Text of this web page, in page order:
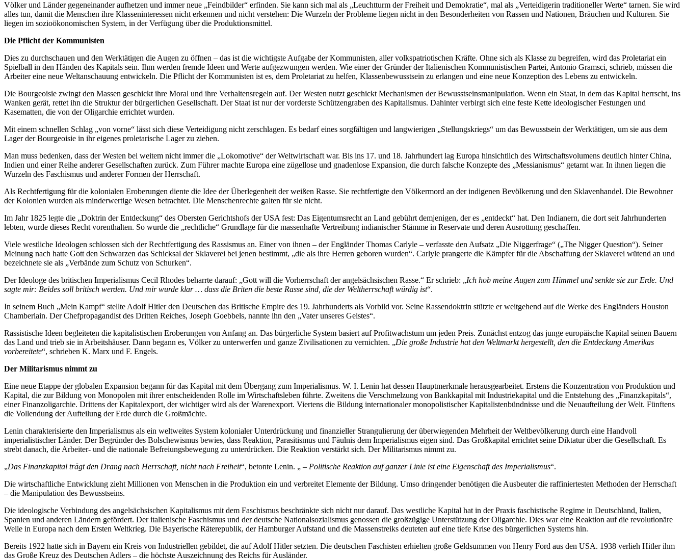
Völker und Länder gegeneinander aufhetzen und immer neue „Feindbilder“ erfinden. Sie kann sich mal als „Leuchtturm der Freiheit und Demokratie“, mal als „Verteidigerin traditioneller Werte“ tarnen. Sie wird
alles tun, damit die Menschen ihre Klasseninteressen nicht erkennen und nicht verstehen: Die Wurzeln der Probleme liegen nicht in den Besonderheiten von Rassen und Nationen, Bräuchen und Kulturen. Sie
liegen im sozioökonomischen System, in der Verfügung über die Produktionsmittel.
Die Pflicht der Kommunisten
Dies zu durchschauen und den Werktätigen die Augen zu öffnen – das ist die wichtigste Aufgabe der Kommunisten, aller volkspatriotischen Kräfte. Ohne sich als Klasse zu begreifen, wird das Proletariat ein
Spielball in den Händen des Kapitals sein. Ihm werden fremde Ideen und Werte aufgezwungen werden. Wie einer der Gründer der Italienischen Kommunistischen Partei, Antonio Gramsci, schrieb, müssen die
Arbeiter eine neue Weltanschauung entwickeln. Die Pflicht der Kommunisten ist es, dem Proletariat zu helfen, Klassenbewusstsein zu erlangen und eine neue Konzeption des Lebens zu entwickeln.
Die Bourgeoisie zwingt den Massen geschickt ihre Moral und ihre Verhaltensregeln auf. Der Westen nutzt geschickt Mechanismen der Bewusstseinsmanipulation. Wenn ein Staat, in dem das Kapital herrscht, ins
Wanken gerät, rettet ihn die Struktur der bürgerlichen Gesellschaft. Der Staat ist nur der vorderste Schützengraben des Kapitalismus. Dahinter verbirgt sich eine feste Kette ideologischer Festungen und
Kasematten, die von der Oligarchie errichtet wurden.
Mit einem schnellen Schlag „von vorne“ lässt sich diese Verteidigung nicht zerschlagen. Es bedarf eines sorgfältigen und langwierigen „Stellungskriegs“ um das Bewusstsein der Werktätigen, um sie aus dem
Lager der Bourgeoisie in ihr eigenes proletarische Lager zu ziehen.
Man muss bedenken, dass der Westen bei weitem nicht immer die „Lokomotive“ der Weltwirtschaft war. Bis ins 17. und 18. Jahrhundert lag Europa hinsichtlich des Wirtschaftsvolumens deutlich hinter China,
Indien und einer Reihe anderer Gesellschaften zurück. Zum Führer machte Europa eine zügellose und gnadenlose Expansion, die durch falsche Konzepte des „Messianismus“ getarnt war. In ihnen liegen die
Wurzeln des Faschismus und anderer Formen der Herrschaft.
Als Rechtfertigung für die kolonialen Eroberungen diente die Idee der Überlegenheit der weißen Rasse. Sie rechtfertigte den Völkermord an der indigenen Bevölkerung und den Sklavenhandel. Die Bewohner
der Kolonien wurden als minderwertige Wesen betrachtet. Die Menschenrechte galten für sie nicht.
Im Jahr 1825 legte die „Doktrin der Entdeckung“ des Obersten Gerichtshofs der USA fest: Das Eigentumsrecht an Land gebührt demjenigen, der es „entdeckt“ hat. Den Indianern, die dort seit Jahrhunderten
lebten, wurde dieses Recht vorenthalten. So wurde die „rechtliche“ Grundlage für die massenhafte Vertreibung indianischer Stämme in Reservate und deren Ausrottung geschaffen.
Viele westliche Ideologen schlossen sich der Rechtfertigung des Rassismus an. Einer von ihnen – der Engländer Thomas Carlyle – verfasste den Aufsatz „Die Niggerfrage“ („The Nigger Question“). Seiner
Meinung nach hatte Gott den Schwarzen das Schicksal der Sklaverei bei jenen bestimmt, „die als ihre Herren geboren wurden“. Carlyle prangerte die Kämpfer für die Abschaffung der Sklaverei wütend an und
bezeichnete sie als „Verbände zum Schutz von Schurken“.
Der Ideologe des britischen Imperialismus Cecil Rhodes beharrte darauf: „Gott will die Vorherrschaft der angelsächsischen Rasse.“ Er schrieb: „Ich hob meine Augen zum Himmel und senkte sie zur Erde. Und
sagte mir: Beides soll britisch werden. Und mir wurde klar … dass die Briten die beste Rasse sind, die der Weltherrschaft würdig ist“.
In seinem Buch „Mein Kampf“ stellte Adolf Hitler den Deutschen das Britische Empire des 19. Jahrhunderts als Vorbild vor. Seine Rassendoktrin stützte er weitgehend auf die Werke des Engländers Houston
Chamberlain. Der Chefpropagandist des Dritten Reiches, Joseph Goebbels, nannte ihn den „Vater unseres Geistes“.
Rassistische Ideen begleiteten die kapitalistischen Eroberungen von Anfang an. Das bürgerliche System basiert auf Profitwachstum um jeden Preis. Zunächst entzog das junge europäische Kapital seinen Bauern
das Land und trieb sie in Arbeitshäuser. Dann begann es, Völker zu unterwerfen und ganze Zivilisationen zu vernichten. „Die große Industrie hat den Weltmarkt hergestellt, den die Entdeckung Amerikas
vorbereitete“, schrieben K. Marx und F. Engels.
Der Militarismus nimmt zu
Eine neue Etappe der globalen Expansion begann für das Kapital mit dem Übergang zum Imperialismus. W. I. Lenin hat dessen Hauptmerkmale herausgearbeitet. Erstens die Konzentration von Produktion und
Kapital, die zur Bildung von Monopolen mit ihrer entscheidenden Rolle im Wirtschaftsleben führte. Zweitens die Verschmelzung von Bankkapital mit Industriekapital und die Entstehung des „Finanzkapitals“,
einer Finanzoligarchie. Drittens der Kapitalexport, der wichtiger wird als der Warenexport. Viertens die Bildung internationaler monopolistischer Kapitalistenbündnisse und die Neuaufteilung der Welt. Fünftens
die Vollendung der Aufteilung der Erde durch die Großmächte.
Lenin charakterisierte den Imperialismus als ein weltweites System kolonialer Unterdrückung und finanzieller Strangulierung der überwiegenden Mehrheit der Weltbevölkerung durch eine Handvoll
imperialistischer Länder. Der Begründer des Bolschewismus bewies, dass Reaktion, Parasitismus und Fäulnis dem Imperialismus eigen sind. Das Großkapital errichtet seine Diktatur über die Gesellschaft. Es
strebt danach, die Arbeiter- und die nationale Befreiungsbewegung zu unterdrücken. Die Reaktion verstärkt sich. Der Militarismus nimmt zu.
„Das Finanzkapital trägt den Drang nach Herrschaft, nicht nach Freiheit“, betonte Lenin. „ – Politische Reaktion auf ganzer Linie ist eine Eigenschaft des Imperialismus“.
Die wirtschaftliche Entwicklung zieht Millionen von Menschen in die Produktion ein und verbreitet Elemente der Bildung. Umso dringender benötigen die Ausbeuter die raffiniertesten Methoden der Herrschaft
– die Manipulation des Bewusstseins.
Die ideologische Verbindung des angelsächsischen Kapitalismus mit dem Faschismus beschränkte sich nicht nur darauf. Das westliche Kapital hat in der Praxis faschistische Regime in Deutschland, Italien,
Spanien und anderen Ländern gefördert. Der italienische Faschismus und der deutsche Nationalsozialismus genossen die großzügige Unterstützung der Oligarchie. Dies war eine Reaktion auf die revolutionäre
Welle in Europa nach dem Ersten Weltkrieg. Die Bayerische Räterepublik, der Hamburger Aufstand und die Massenstreiks deuteten auf eine tiefe Krise des bürgerlichen Systems hin.
Bereits 1922 hatte sich in Bayern ein Kreis von Industriellen gebildet, die auf Adolf Hitler setzten. Die deutschen Faschisten erhielten große Geldsummen von Henry Ford aus den USA. 1938 verlieh Hitler ihm
das Große Kreuz des Deutschen Adlers – die höchste Auszeichnung des Reichs für Ausländer.